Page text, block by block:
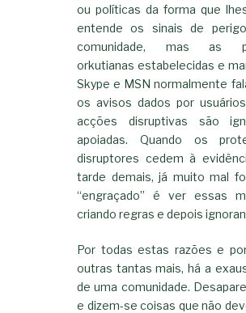
ou políticas da forma que
entende os sinais de
comunidade, mas as
orkutianas estabelecidas e
Skype e MSN normalmente
os avisos dados por
acções disruptivas são
apoiadas. Quando os
disruptores cedem à
tarde demais, já muito mal
“engraçado” é ver essas
criando regras e depois
Por todas estas razões e
outras tantas mais, há a
de uma comunidade.
e dizem-se coisas que não